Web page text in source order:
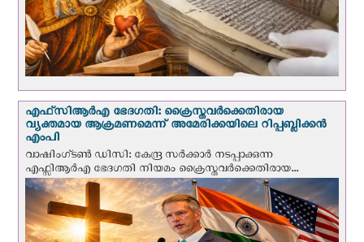
എഫ്‌സി‌ആര്‍‌എ ഭേദഗതി: ക്രൈസ്തവർക്കെതിരായ
വ്യക്തമായ ആക്രമണമെന്ന് അമേരിക്കയിലെ റിപ്പബ്ലിക്കൻ
എംപി
വാഷിംഗ്ടണ്‍ ഡി‌സി: കേന്ദ്ര സർക്കാർ നടപ്പാക്കുന്ന
എഫ്സിആർഎ ഭേദഗതി നിയമം ക്രൈസ്തവർക്കെതിരായ...